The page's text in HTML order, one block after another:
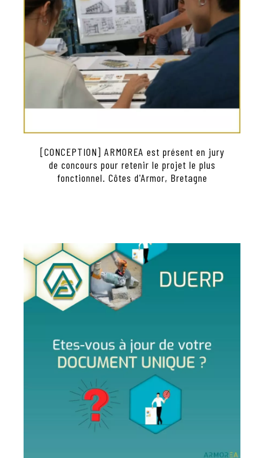
[CONCEPTION] ARMOREA est présent en jury
de concours pour retenir le projet le plus
fonctionnel. Côtes d'Armor, Bretagne